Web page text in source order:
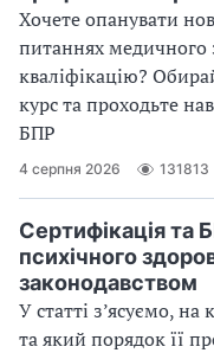
Хочете опанувати
питаннях медичного
кваліфікацію?
курс та проходьте
БПР
4 серпня 2026 131813
Сертифікація та
психічного
законодавством
У статті з’ясуємо,
та який порядок її